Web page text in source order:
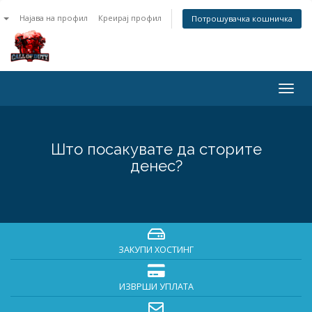
Најава на профил Креирај профил Потрошувачка кошничка
Што посакувате да сторите
денес?
ЗАКУПИ ХОСТИНГ
ИЗВРШИ УПЛАТА